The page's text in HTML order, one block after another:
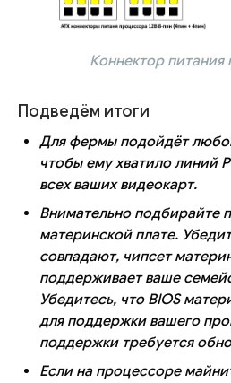
Коннектор питания
Подведём итоги
Для фермы подойдёт
чтобы ему хватило линий
всех ваших видеокарт.
Внимательно подбирайте
материнской плате.
совпадают, чипсет
поддерживает ваше
Убедитесь, что BIOS
для поддержки вашего
поддержки требуется
Если на процессоре